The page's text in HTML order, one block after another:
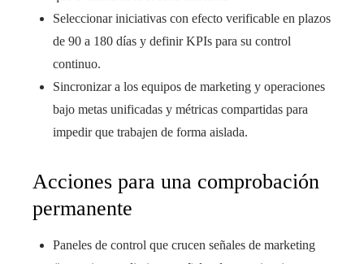
Seleccionar iniciativas con efecto verificable en plazos
de 90 a 180 días y definir KPIs para su control
continuo.
Sincronizar a los equipos de marketing y operaciones
bajo metas unificadas y métricas compartidas para
impedir que trabajen de forma aislada.
Acciones para una comprobación
permanente
Paneles de control que crucen señales de marketing